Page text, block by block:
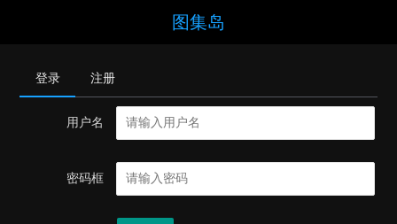
图集岛
登录 注册
用户名
密码框